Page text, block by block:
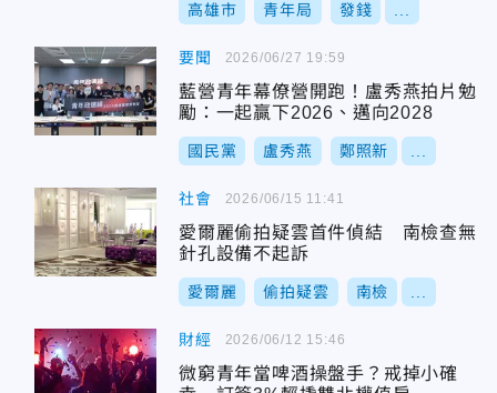
高雄市 青年局 發錢
要聞
藍營青年幕僚營開跑！盧秀燕拍片勉
勵：一起贏下2026、邁向2028
國民黨 盧秀燕 鄭照新
2026/06/27 19:59
社會
愛爾麗偷拍疑雲首件偵結 南檢查無
針孔設備不起訴
愛爾麗 偷拍疑雲 南檢
2026/06/15 11:41
財經
微窮青年當啤酒操盤手？戒掉小確
2026/06/12 15:46